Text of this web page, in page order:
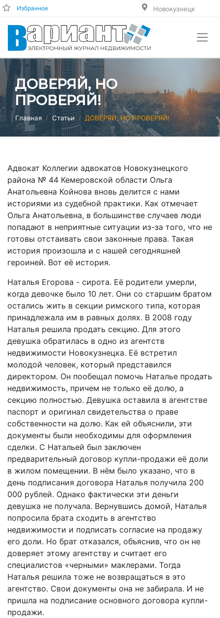
Избранное Новокузнецк
ДОВЕРЯЙ, НО
ПРОВЕРЯЙ!
Главная Статьи ДОВЕРЯЙ, НО ПРОВЕРЯЙ!
Адвокат Коллегии адвокатов Новокузнецкого
района № 44 Кемеровской области Ольга
Анатольевна Койнова вновь делится с нами
историями из судебной практики. Как отмечает
Ольга Анатольевна, в большинстве случаев люди
попадают в неприятные ситуации из-за того, что не
готовы отстаивать свои законные права. Такая
история произошла и с нашей сегодняшней
героиней. Вот её история.
Наталья Егорова - сирота. Её родители умерли,
когда девочке было 10 лет. Они со старшим братом
остались жить в секции римского типа, которая
принадлежала им в равных долях. В 2008 году
Наталья решила продать секцию. Для этого
девушка обратилась в одно из агентств
недвижимости Новокузнецка. Её встретил
молодой человек, который представился
директором. Он пообещал помочь Наталье продать
недвижимость, причем не только её долю, а
секцию полностью. Девушка оставила в агентстве
паспорт и оригинал свидетельства о праве
собственности на долю. Как ей объяснили, эти
документы были необходимы для оформления
сделки. С Натальей был заключен
предварительный договор купли-продажи её доли
в жилом помещении. В нём было указано, что в
день подписания договора Наталья получила 200
000 рублей. Однако фактически эти деньги
девушка не получала. Вернувшись домой, Наталья
попросила брата сходить в агентство
недвижимости и подписать согласие на продажу
его доли. Но брат отказался, объяснив, что он не
доверяет этому агентству и считает его
специалистов «черными» маклерами. Тогда
Наталья решила тоже не возвращаться в это
агентство. Свои документы она не забирала. И не
пришла на подписание основного договора купли-
продажи.